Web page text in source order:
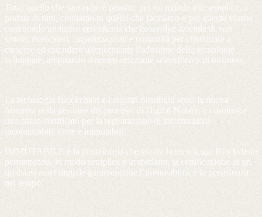
Tutto quello che facciamo è pensato per un mondo più semplice, a
portata di tutti, crediamo in quello che facciamo e per questo stiamo
costruendo un intero ecosistema che coinvolge aziende di vari
settori, ricercatori, organizzazioni e comunità per continuare a
crescere ed estendere ulteriormente l’adozione delle tecnologie
sviluppate, ampliando il nostro orizzonte scientifico e di business.
La tecnologia Blockchain e i registri distribuiti sono la nuova
frontiera nella gestione dei processi di Digital Notary, e costituisce
uno strato certificato per la registrazione di informazioni
incontestabili, certe e immutabili.
IMMUTABILE è la piattaforma che sfrutta la tecnologia Blockchain
permettendo, in modo semplice e immediato, la certificazione di un
qualsiasi asset digitale garantendone l’immutabilità e la persistenza
nel tempo.